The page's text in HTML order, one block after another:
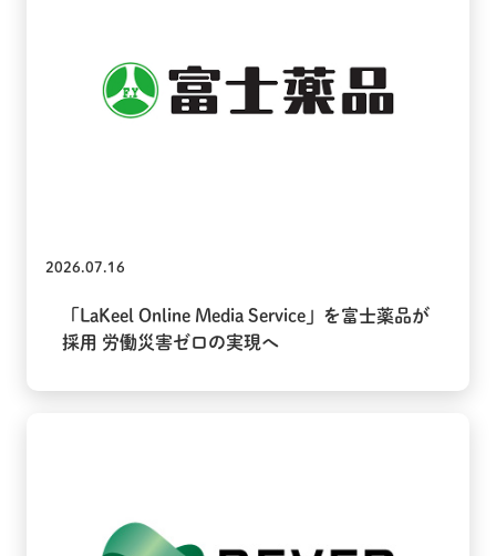
2026.07.16
「LaKeel Online Media Service」を富士薬品が
採用 労働災害ゼロの実現へ